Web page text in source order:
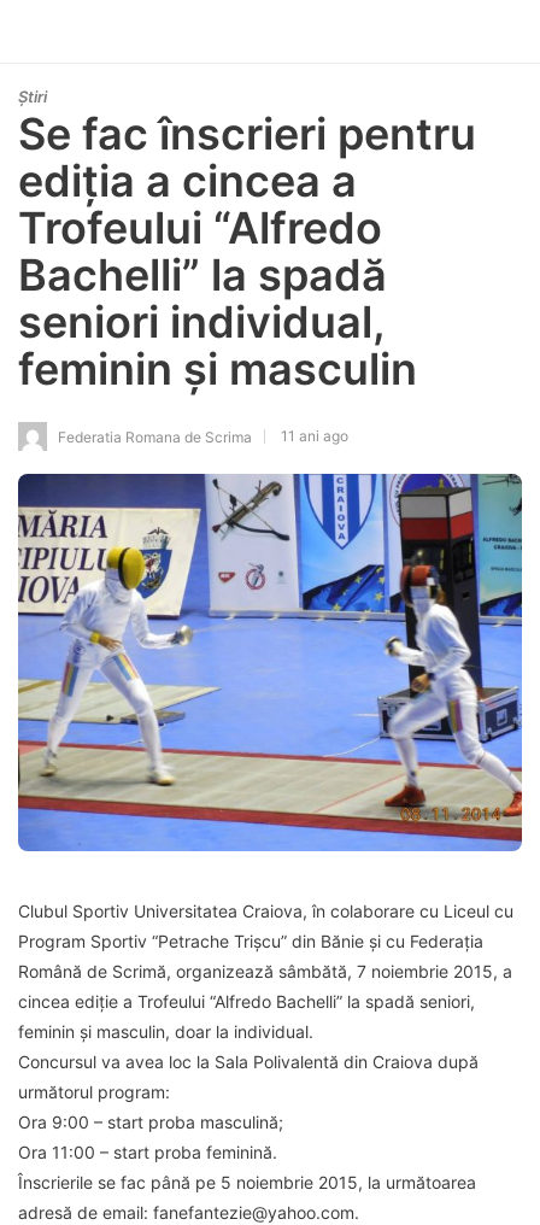
Știri
Se fac înscrieri pentru
ediția a cincea a
Trofeului “Alfredo
Bachelli” la spadă
seniori individual,
feminin și masculin
Federatia Romana de Scrima 11 ani ago
Clubul Sportiv Universitatea Craiova, în colaborare cu Liceul cu
Program Sportiv “Petrache Trișcu” din Bănie și cu Federația
Română de Scrimă, organizează sâmbătă, 7 noiembrie 2015, a
cincea ediție a Trofeului “Alfredo Bachelli” la spadă seniori,
feminin și masculin, doar la individual.
Concursul va avea loc la Sala Polivalentă din Craiova după
următorul program:
Ora 9:00 – start proba masculină;
Ora 11:00 – start proba feminină.
Înscrierile se fac până pe 5 noiembrie 2015, la următoarea
adresă de email: fanefantezie@yahoo.com.